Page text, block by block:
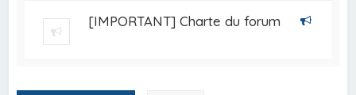
[IMPORTANT] Charte du forum